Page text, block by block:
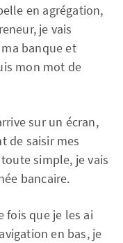
en agrégation,
je vais
banque et
mon mot de
sur un écran,
de saisir mes
simple, je vais
bancaire.
fois que je les ai
en bas, je